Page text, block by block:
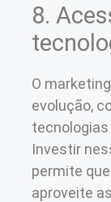
8.
O
evolução,
Investir
permite
aproveite